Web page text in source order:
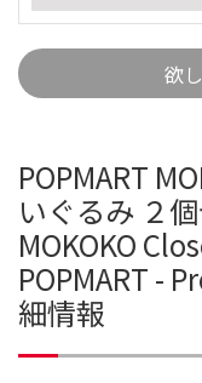
欲
POPMART
いぐるみ ２
MOKOKO
POPMART -
細情報